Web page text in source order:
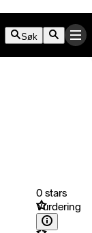
Søk
0 stars
Vurdering